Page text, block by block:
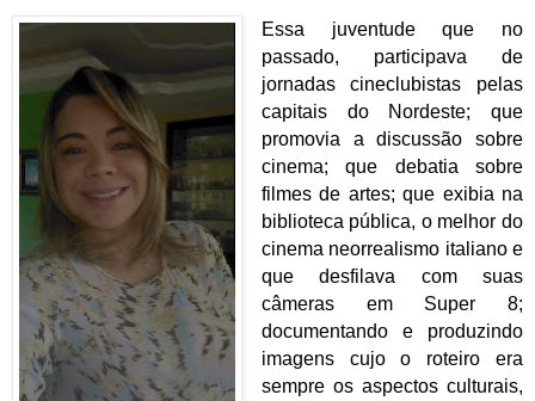
Essa juventude que no
passado, participava de
jornadas cineclubistas pelas
capitais do Nordeste; que
promovia a discussão sobre
cinema; que debatia sobre
filmes de artes; que exibia na
biblioteca pública, o melhor do
cinema neorrealismo italiano e
que desfilava com suas
câmeras em Super 8;
documentando e produzindo
imagens cujo o roteiro era
sempre os aspectos culturais,